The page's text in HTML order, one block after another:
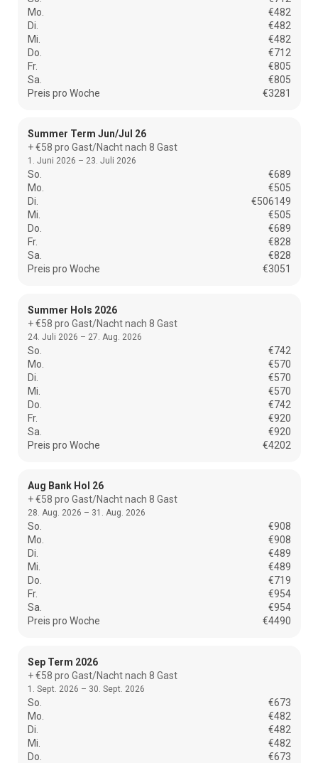
Mo.
€482
Di.
€482
Mi.
€482
Do.
€712
Fr.
€805
Sa.
€805
Preis pro Woche
€3281
Summer Term Jun/Jul 26
+ €58 pro Gast/Nacht nach 8 Gast
1. Juni 2026 – 23. Juli 2026
So.
€689
Mo.
€505
Di.
€506149
Mi.
€505
Do.
€689
Fr.
€828
Sa.
€828
Preis pro Woche
€3051
Summer Hols 2026
+ €58 pro Gast/Nacht nach 8 Gast
24. Juli 2026 – 27. Aug. 2026
So.
€742
Mo.
€570
Di.
€570
Mi.
€570
Do.
€742
Fr.
€920
Sa.
€920
Preis pro Woche
€4202
Aug Bank Hol 26
+ €58 pro Gast/Nacht nach 8 Gast
28. Aug. 2026 – 31. Aug. 2026
So.
€908
Mo.
€908
Di.
€489
Mi.
€489
Do.
€719
Fr.
€954
Sa.
€954
Preis pro Woche
€4490
Sep Term 2026
+ €58 pro Gast/Nacht nach 8 Gast
1. Sept. 2026 – 30. Sept. 2026
So.
€673
Mo.
€482
Di.
€482
Mi.
€482
Do.
€673